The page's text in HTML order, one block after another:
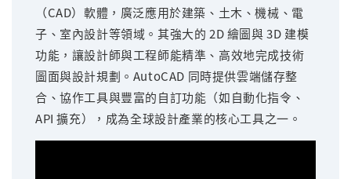
（CAD）軟體，廣泛應用於建築、土木、機械、電
子、室內設計等領域。其強大的 2D 繪圖與 3D 建模
功能，讓設計師與工程師能精準、高效地完成技術
圖面與設計規劃。AutoCAD 同時提供雲端儲存整
合、協作工具與豐富的自訂功能（如自動化指令、
API 擴充），成為全球設計產業的核心工具之一。